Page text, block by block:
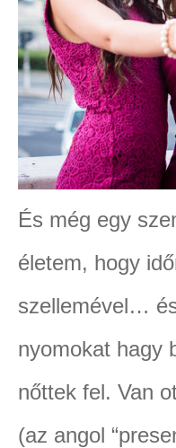
És még egy
életem, hogy
szellemével…
nyomokat hagy
nőttek fel. Van
(az angol